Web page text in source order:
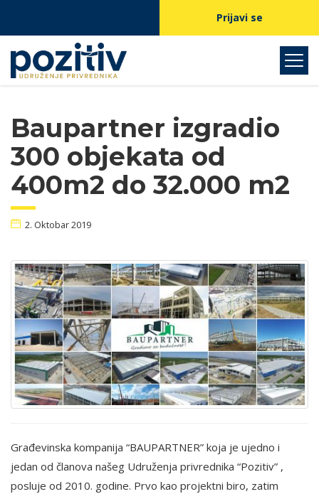
Prijavi se
Baupartner izgradio
300 objekata od
400m2 do 32.000 m2
2. Oktobar 2019
Građevinska kompanija “BAUPARTNER” koja je ujedno i
jedan od članova našeg Udruženja privrednika “Pozitiv” ,
posluje od 2010. godine. Prvo kao projektni biro, zatim